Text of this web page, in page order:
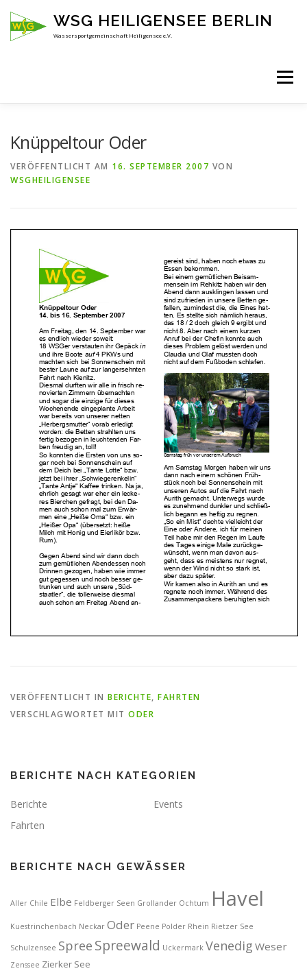
Inhalt
springen
WSG HEILIGENSEE BERLIN
Wassersportgemeinschaft Heiligensee e.V.
Menü
AKTUELLES
Knüppeltour Oder
VERÖFFENTLICHT AM 16. SEPTEMBER 2007 VON
WSGHEILIGENSEE
VERÖFFENTLICHT IN BERICHTE, FAHRTEN
VERSCHLAGWORTET MIT ODER
BERICHTE NACH KATEGORIEN
Berichte
Events
Fahrten
BERICHTE NACH GEWÄSSER
Aller Chile Elbe Feldberger Seen Grollander Ochtum Havel
Kuestrinchenbach Neckar Oder Peene Polder Rhein Rietzer See
Schulzensee Spree Spreewald Uckermark Venedig Weser
Zenssee Zierker See